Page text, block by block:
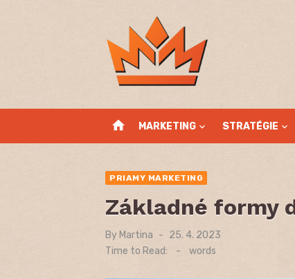
home MARKETING STRATÉGIE
PRIAMY MARKETING
Základné formy
By Martina
Posted
25. 4. 2023
Time to Read:
- words